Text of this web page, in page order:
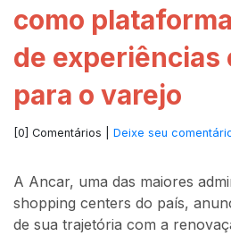
como
de experiências
para o varejo
[0] Comentários | Deixe seu
A Ancar, uma das maiores
shopping centers do país,
de sua trajetória com a